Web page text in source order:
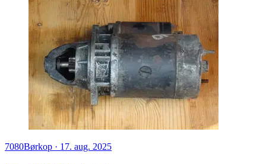
7080Børkop · 17. aug. 2025